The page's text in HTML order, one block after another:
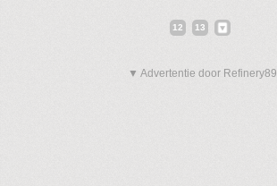
12 13
▼ Advertentie door Refinery89